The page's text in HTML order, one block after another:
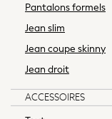
Trousers
Suiting
Coats
Bags
All
Pantalons formels
Jean slim
Jean coupe skinny
Jean droit
ACCESSOIRES